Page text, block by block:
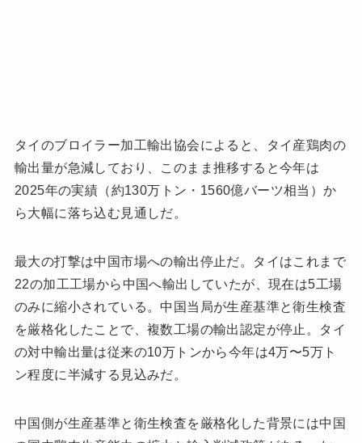
タイのブロイラー加工輸出協会によると、タイ産鶏肉の
輸出量が急減しており、このまま推移すると今年は
2025年の実績（約130万トン・1560億バーツ相当）か
ら大幅に落ち込む見通しだ。
最大の打撃は中国市場への輸出停止だ。タイはこれまで
22の加工工場から中国へ輸出していたが、現在は5工場
のみに縮小されている。中国当局が生産基準と衛生検査
を厳格化したことで、複数工場の輸出認定が停止。タイ
の対中輸出量は従来の10万トンから今年は4万〜5万ト
ン程度に半減する見込みだ。
中国側が生産基準と衛生検査を厳格化した背景には中国